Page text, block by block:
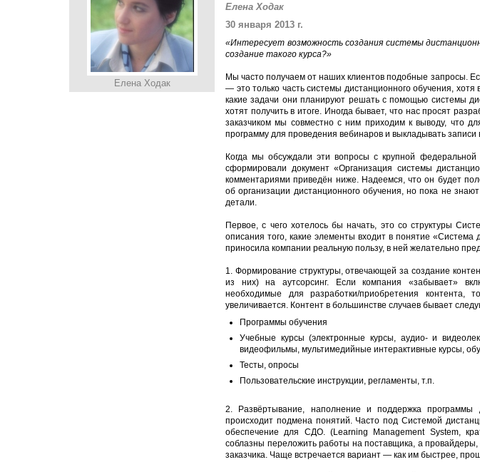
Елена Ходак
Елена Ходак
30 января 2013 г.
«Интересует возможность создания системы
создание такого курса?»
Мы часто получаем от наших клиентов подобные запросы.
— это только часть системы дистанционного обучения,
какие задачи они планируют решать с помощью системы
хотят получить в итоге. Иногда бывает, что нас просят
заказчиком мы совместно с ним приходим к выводу, что
программу для проведения вебинаров и выкладывать
Когда мы обсуждали эти вопросы с крупной
сформировали документ «Организация системы
комментариями приведён ниже. Надеемся, что он будет
об организации дистанционного обучения, но пока не
детали.
Первое, с чего хотелось бы начать, это со структуры
описания того, какие элементы входит в понятие
приносила компании реальную пользу, в ней желательно
1. Формирование структуры, отвечающей за создание
из них) на аутсорсинг. Если компания «забывает»
необходимые для разработки/приобретения контента,
увеличивается. Контент в большинстве случаев бывает
Программы обучения
Учебные курсы (электронные курсы, аудио- и
видеофильмы, мультимедийные интерактивные курсы,
Тесты, опросы
Пользовательские инструкции, регламенты, т.п.
2. Развёртывание, наполнение и поддержка
происходит подмена понятий. Часто под Системой
обеспечение для СДО. (Learning Management System,
соблазны переложить работы на поставщика, а провайдеры,
заказчика. Чаще встречается вариант — как им быстрее,